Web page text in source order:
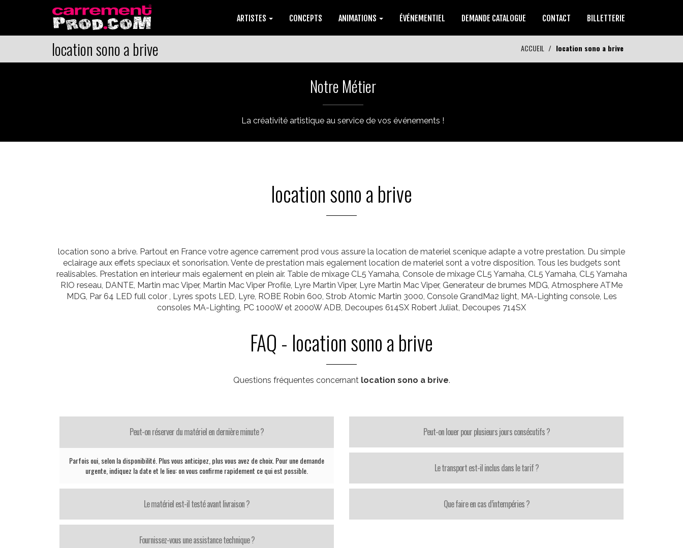
ARTISTES CONCEPTS ANIMATIONS ÉVÉNEMENTIEL DEMANDE CATALOGUE CONTACT BILLETTERIE
location sono a brive ACCUEIL location sono a brive
Notre Métier
La créativité artistique au service de vos événements !
location sono a brive
location sono a brive. Partout en France votre agence carrement prod vous assure la location de materiel scenique adapte a votre prestation. Du simple
eclairage aux effets speciaux et sonorisation. Vente de prestation mais egalement location de materiel sont a votre disposition. Tous les budgets sont
realisables. Prestation en interieur mais egalement en plein air. Table de mixage CL5 Yamaha, Console de mixage CL5 Yamaha, CL5 Yamaha, CL5 Yamaha
RIO reseau, DANTE, Martin mac Viper, Martin Mac Viper Profile, Lyre Martin Viper, Lyre Martin Mac Viper, Generateur de brumes MDG, Atmosphere ATMe
MDG, Par 64 LED full color , Lyres spots LED, Lyre, ROBE Robin 600, Strob Atomic Martin 3000, Console GrandMa2 light, MA-Lighting console, Les
consoles MA-Lighting, PC 1000W et 2000W ADB, Decoupes 614SX Robert Juliat, Decoupes 714SX
FAQ - location sono a brive
Questions fréquentes concernant location sono a brive.
Peut-on réserver du matériel en dernière minute ?
Parfois oui, selon la disponibilité. Plus vous anticipez, plus vous avez de choix. Pour une demande
urgente, indiquez la date et le lieu: on vous confirme rapidement ce qui est possible.
Le matériel est-il testé avant livraison ?
Fournissez-vous une assistance technique ?
Peut-on louer pour plusieurs jours consécutifs ?
Le transport est-il inclus dans le tarif ?
Que faire en cas d’intempéries ?